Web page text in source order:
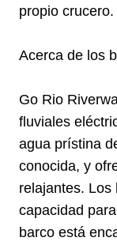
propio crucero.
Acerca de los
Go Rio
fluviales
agua prístina
conocida, y
relajantes. Los
capacidad
barco está